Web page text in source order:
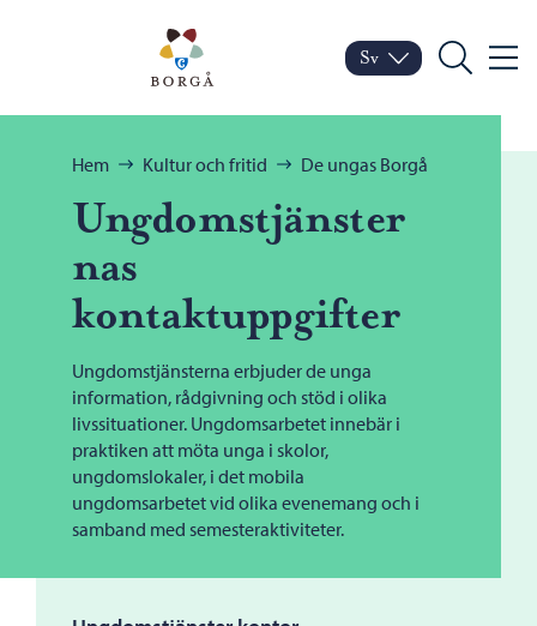
Porvoo – Gå till
Byt språk
Nuvarande språk:
Sv
Sök Meny
Bläddra:
Hem Kultur och fritid De ungas Borgå
Ungdomstjänster
nas
kontaktuppgifter
Ungdomstjänsterna erbjuder de unga
information, rådgivning och stöd i olika
livssituationer. Ungdomsarbetet innebär i
praktiken att möta unga i skolor,
ungdomslokaler, i det mobila
ungdomsarbetet vid olika evenemang och i
samband med semesteraktiviteter.